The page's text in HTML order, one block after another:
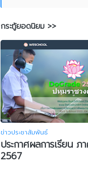
กระทู้ยอดนิยม >>
ข่าวประชาสัมพันธ์
ประกาศผลการเรียน
2567